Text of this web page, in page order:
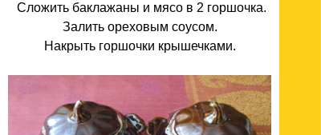
Сложить баклажаны и мясо в 2 горшочка.
Залить ореховым соусом.
Накрыть горшочки крышечками.